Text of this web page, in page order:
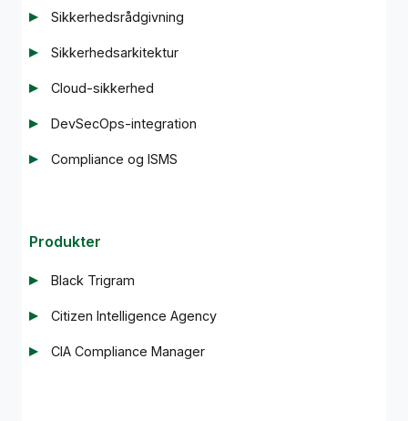
Sikkerhedsrådgivning
Sikkerhedsarkitektur
Cloud-sikkerhed
DevSecOps-integration
Compliance og ISMS
Produkter
Black Trigram
Citizen Intelligence Agency
CIA Compliance Manager